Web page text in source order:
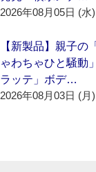
2026年08月05日 (水)
【新製品】親子の
ゃわちゃひと騒動
ラッテ」ボデ…
2026年08月03日 (月)